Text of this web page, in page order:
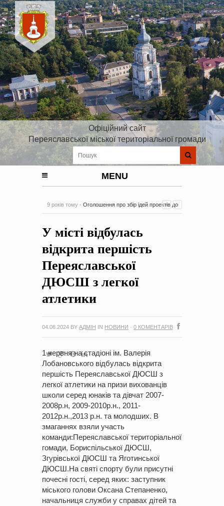
Офіційний сайт
Переяславської міської територіальної громади
MENU
9 років тому - Оголошення про збір ідей проектів до
на період 2018 – 2020 роки Оголошення про збір ідей
0 Коментарів
У місті відбулась
відкрита першість
Переяславської
ДЮСШ з легкої
атлетики
04.06.2024 BY АДМІН IN НОВИНИ · 0 КОМЕНТАРІВ
1 червня на стадіоні ім. Валерія
Лобановського відбулась відкрита
першість Переяславської ДЮСШ з
легкої атлетики на призи вихованців
школи серед юнаків та дівчат 2007-
2008р.н, 2009-2010р.н., 2011-
2012р.н.,2013 р.н. та молодших. В
змаганнях взяли участь
команди:Переяславської територіальної
гомади, Бориспільської ДЮСШ,
Згурівської ДЮСШ та Яготинської
ДЮСШ.На святі спорту були присутні
почесні гості, серед яких: заступник
міського голови Оксана Степаненко,
начальниця служби у справах дітей та